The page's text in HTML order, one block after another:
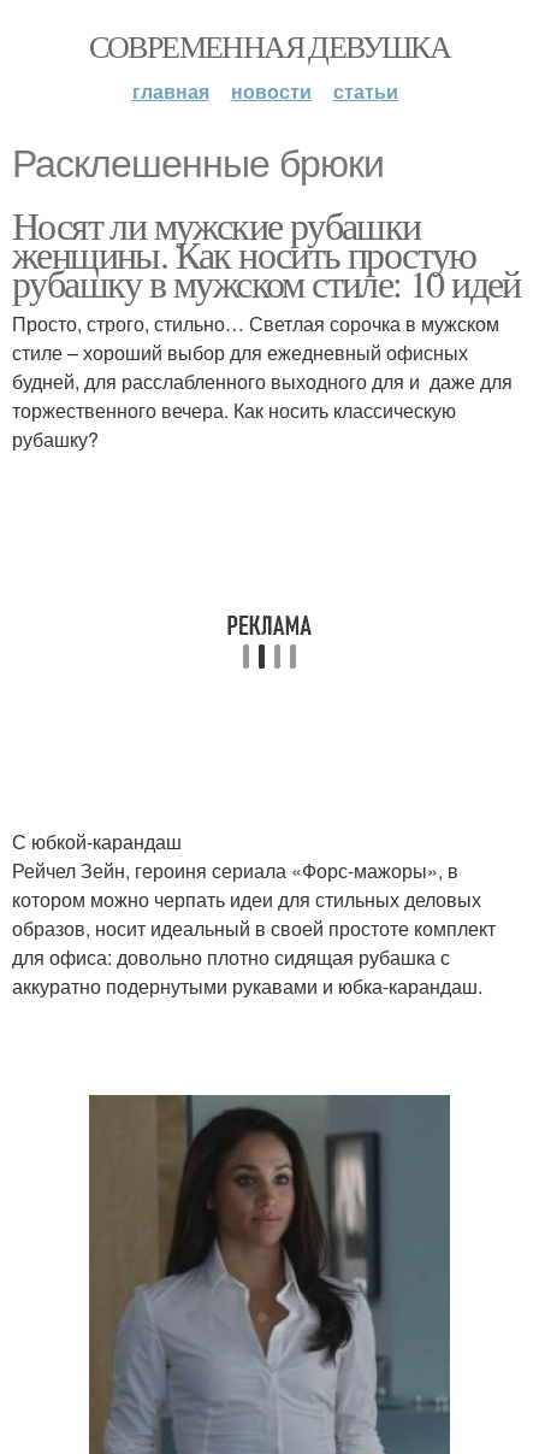
СОВРЕМЕННАЯ ДЕВУШКА
главная новости статьи
Расклешенные брюки
Носят ли мужские рубашки
женщины. Как носить простую
рубашку в мужском стиле: 10 идей
Просто, строго, стильно… Светлая сорочка в мужском
стиле – хороший выбор для ежедневный офисных
будней, для расслабленного выходного для и даже для
торжественного вечера. Как носить классическую
рубашку?
С юбкой-карандаш
Рейчел Зейн, героиня сериала «Форс-мажоры», в
котором можно черпать идеи для стильных деловых
образов, носит идеальный в своей простоте комплект
для офиса: довольно плотно сидящая рубашка с
аккуратно подернутыми рукавами и юбка-карандаш.